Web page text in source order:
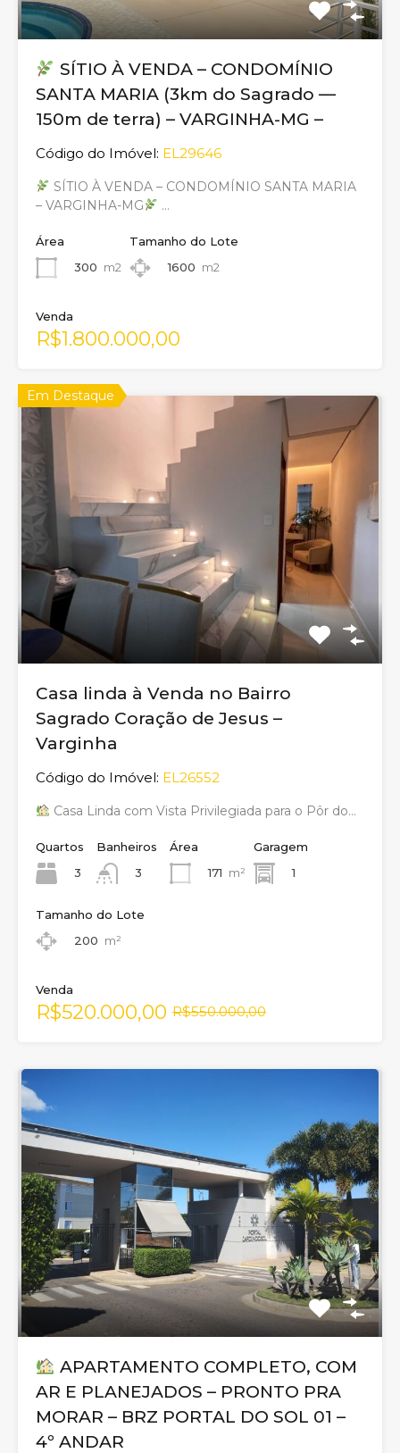
SÍTIO À VENDA – CONDOMÍNIO
SANTA MARIA (3km do Sagrado —
150m de terra) – VARGINHA-MG –
Código do Imóvel: EL29646
SÍTIO À VENDA – CONDOMÍNIO SANTA MARIA
– VARGINHA-MG
…
Área
300 m2
Tamanho do Lote
1600 m2
Venda
R$1.800.000,00
Em Destaque
Casa linda à Venda no Bairro
Sagrado Coração de Jesus –
Varginha
Código do Imóvel: EL26552
Casa Linda com Vista Privilegiada para o Pôr do…
Quartos
3
Banheiros
3
Área
171 m²
Garagem
1
Tamanho do Lote
200 m²
Venda
R$520.000,00 R$550.000,00
APARTAMENTO COMPLETO, COM
AR E PLANEJADOS – PRONTO PRA
MORAR – BRZ PORTAL DO SOL 01 –
4º ANDAR